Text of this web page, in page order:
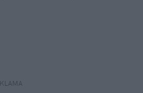
jak profesjonaliści radzą